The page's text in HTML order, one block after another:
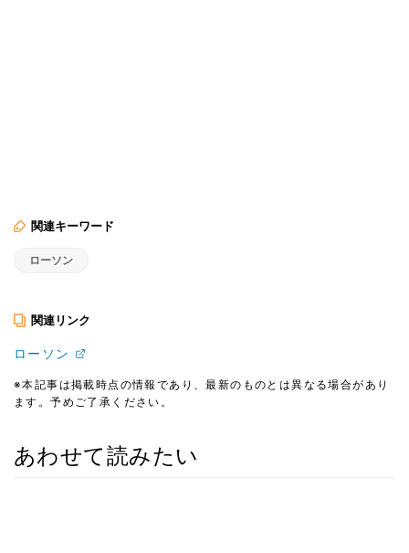
関連キーワード
ローソン
関連リンク
ローソン
※本記事は掲載時点の情報であり、最新のものとは異なる場合があり
ます。予めご了承ください。
あわせて読みたい